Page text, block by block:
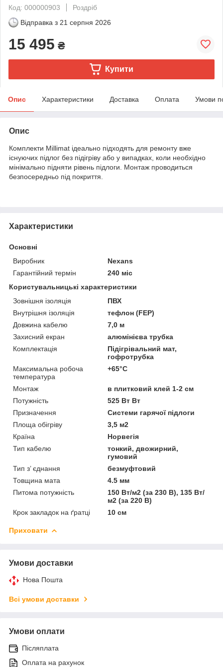
Код: 000000903
Роздріб
Відправка з 21 серпня 2026
15 495 ₴
Купити
Опис Характеристики Доставка Оплата Умови
Опис
Комплекти Millimat ідеально підходять для ремонту вже
існуючих підлог без підігріву або у випадках, коли необхідно
мінімально підняти рівень підлоги. Монтаж проводиться
безпосередньо під покриття.
Характеристики
Основні
Виробник
Nexans
Гарантійний термін
240 міс
Користувальницькі характеристики
Зовнішня ізоляція
ПВХ
Внутрішня ізоляція
тефлон (FEP)
Довжина кабелю
7,0 м
Захисний екран
алюмінієва трубка
Комплектація
Підігрівальний мат,
гофротрубка
Максимальна робоча
температура
+65°C
Монтаж
в плитковий клей 1-2 см
Потужність
525 Вт Вт
Призначення
Системи гарячої підлоги
Площа обігріву
3,5 м2
Країна
Норвегія
Тип кабелю
тонкий, двожирний,
гумовий
Тип з’ єднання
безмуфтовий
Товщина мата
4.5 мм
Питома потужність
150 Вт/м2 (за 230 В), 135 Вт/
м2 (за 220 В)
Крок закладок на ґратці
10 см
Приховати
Умови доставки
Нова Пошта
Всі умови доставки
Умови оплати
Післяплата
Оплата на рахунок